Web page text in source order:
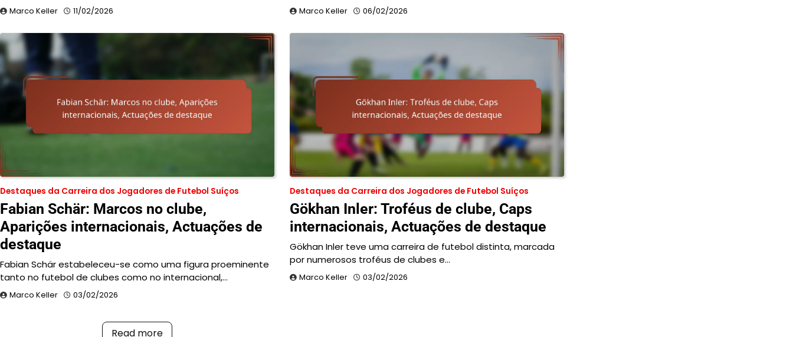
Marco Keller 11/02/2026 Marco Keller 06/02/2026
Destaques da Carreira dos Jogadores de Futebol Suíços
Fabian Schär: Marcos no clube,
Aparições internacionais, Actuações de
destaque
Fabian Schär estabeleceu-se como uma figura proeminente
tanto no futebol de clubes como no internacional,…
Marco Keller 03/02/2026
Destaques da Carreira dos Jogadores de Futebol Suíços
Gökhan Inler: Troféus de clube, Caps
internacionais, Actuações de destaque
Gökhan Inler teve uma carreira de futebol distinta, marcada
por numerosos troféus de clubes e…
Marco Keller 03/02/2026
Read more